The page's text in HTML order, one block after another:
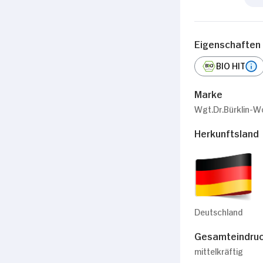
Eigenschaften
BIO HIT
Marke
Wgt.Dr.Bürklin-
Herkunftsland
Deutschland
mittelkräftig